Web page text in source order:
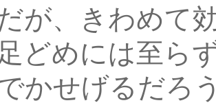
が、きわめて
どめには至ら
かせげるだろ